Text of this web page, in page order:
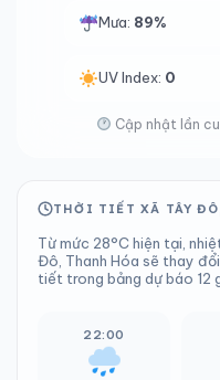
Mưa: 89%
UV Index: 0
Cập nhật lần
THỜI TIẾT XÃ TÂY
Từ mức 28°C hiện tại,
Đô, Thanh Hóa sẽ thay
tiết trong bảng dự báo 12
22:00